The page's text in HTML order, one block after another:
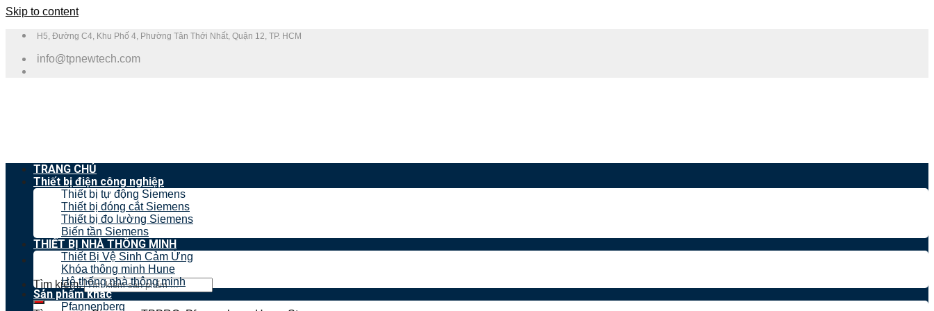
Skip to content
H5, Đường C4, Khu Phố 4, Phường Tân Thới Nhất, Quận 12, TP. HCM
info@tpnewtech.com
Tìm kiếm:
TRANG CHỦ
Thiết bị điện công nghiệp
Thiết bị tự động Siemens
Thiết bị đóng cắt Siemens
Thiết bị đo lường Siemens
Biến tần Siemens
THIẾT BỊ NHÀ THÔNG MINH
Thiết Bị Vệ Sinh Cảm Ứng
Khóa thông minh Hune
Hệ thống nhà thông minh
Sản phẩm khác
Pfannenberg